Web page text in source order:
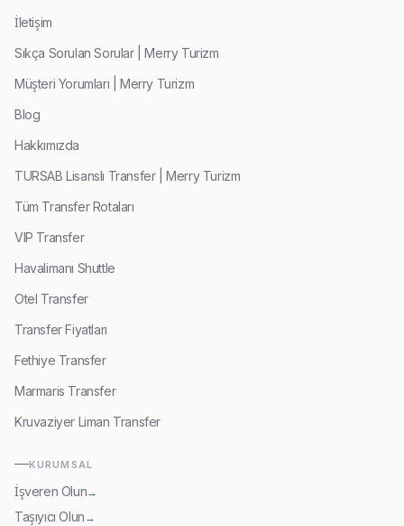
İletişim
Sıkça Sorulan Sorular | Merry Turizm
Müşteri Yorumları | Merry Turizm
Blog
Hakkımızda
TURSAB Lisanslı Transfer | Merry Turizm
Tüm Transfer Rotaları
VIP Transfer
Havalimanı Shuttle
Otel Transfer
Transfer Fiyatları
Fethiye Transfer
Marmaris Transfer
Kruvaziyer Liman Transfer
KURUMSAL
İşveren Olun→
Taşıyıcı Olun →